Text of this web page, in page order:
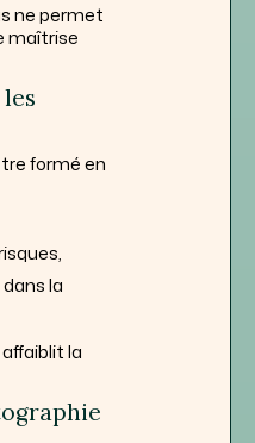
ne permet
maîtrise
formé en
la
la